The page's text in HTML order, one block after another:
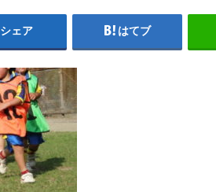
シェア はてブ